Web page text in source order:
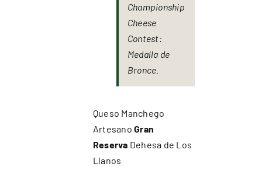
Championship
Cheese
Contest:
Medalla de
Bronce.
Queso Manchego
ArtesanoGran
Reserva Dehesa de Los
Llanos